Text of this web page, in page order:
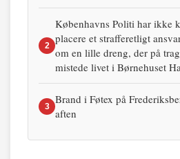
2
Københavns Politi har ikke
placere et strafferetligt
om en lille dreng, der på
mistede livet i Børnehuset
3
Brand i Føtex på
aften